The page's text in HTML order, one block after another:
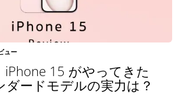
ュー
iPhone 15 がやってきた
ダードモデルの実力は？